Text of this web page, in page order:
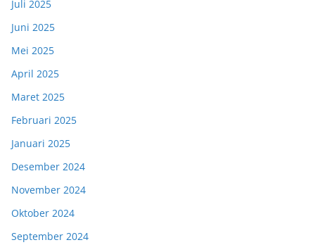
Juli 2025
Juni 2025
Mei 2025
April 2025
Maret 2025
Februari 2025
Januari 2025
Desember 2024
November 2024
Oktober 2024
September 2024